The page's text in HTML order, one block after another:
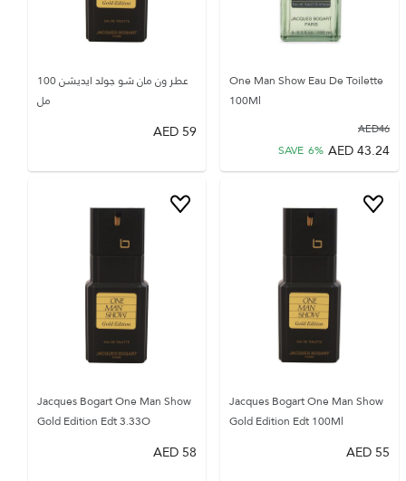
One Man Show Eau De Toilette
100Ml
46
AED
43.24
AED
SAVE 6%
عطر ون مان شو جولد ايديشن 100
مل
59
AED
Jacques Bogart One Man Show
Gold Edition Edt 100Ml
55
AED
Jacques Bogart One Man Show
Gold Edition Edt 3.33O
58
AED